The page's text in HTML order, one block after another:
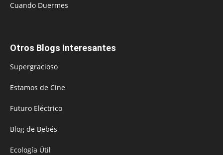
Cuando Duermes
Otros Blogs Interesantes
Supergracioso
Estamos de Cine
Futuro Eléctrico
Blog de Bebés
Ecología Útil